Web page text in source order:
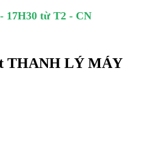
17H30 từ T2 - CN
THANH LÝ MÁY